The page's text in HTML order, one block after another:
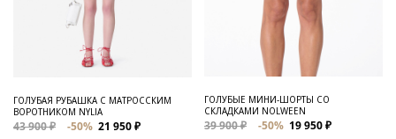
ГОЛУБАЯ РУБАШКА С МАТРОССКИМ
ВОРОТНИКОМ NYLIA
43 900 ₽ -50% 21 950 ₽
ГОЛУБЫЕ МИНИ-ШОРТЫ СО
СКЛАДКАМИ NOLWEEN
39 900 ₽ -50% 19 950 ₽